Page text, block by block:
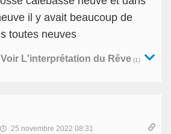
il y avait beaucoup de
toutes neuves
Voir L'interprétation du Rêve (1)
25 novembre 2022 08:31